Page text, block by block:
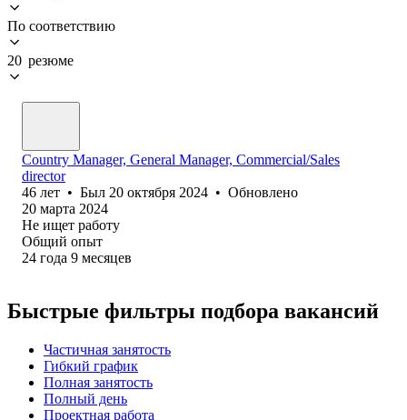
По соответствию
20 резюме
Country Manager, General Manager, Commercial/Sales
director
46 лет • Был 20 октября 2024 • Обновлено
20 марта 2024
Не ищет работу
Общий опыт
24 года 9 месяцев
Быстрые фильтры подбора вакансий
Частичная занятость
Гибкий график
Полная занятость
Полный день
Проектная работа